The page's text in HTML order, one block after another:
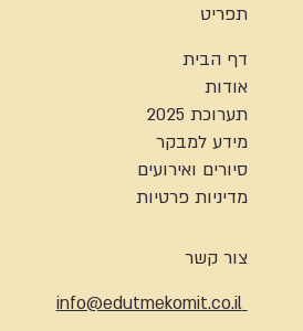
תפריט
דף הבית
אודות
תערוכת 2025
מידע למבקר
סיורים ואירועים
מדיניות פרטיות
צור קשר
info@edutmekomit.co.il